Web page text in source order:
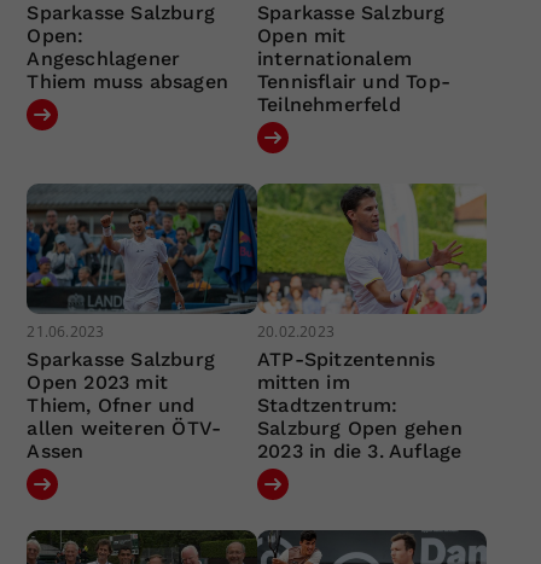
Sparkasse Salzburg
Open:
Angeschlagener
Thiem muss absagen
Sparkasse Salzburg
Open mit
internationalem
Tennisflair und Top-
Teilnehmerfeld
21.06.2023
Sparkasse Salzburg
Open 2023 mit
Thiem, Ofner und
allen weiteren ÖTV-
Assen
20.02.2023
ATP-Spitzentennis
mitten im
Stadtzentrum:
Salzburg Open gehen
2023 in die 3. Auflage